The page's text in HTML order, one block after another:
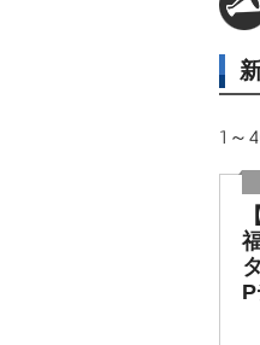
1～